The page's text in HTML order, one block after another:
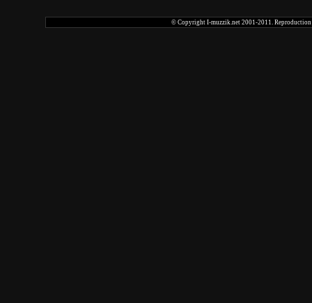
© Copyright I-muzzik.net 2001-2011. Reproduction